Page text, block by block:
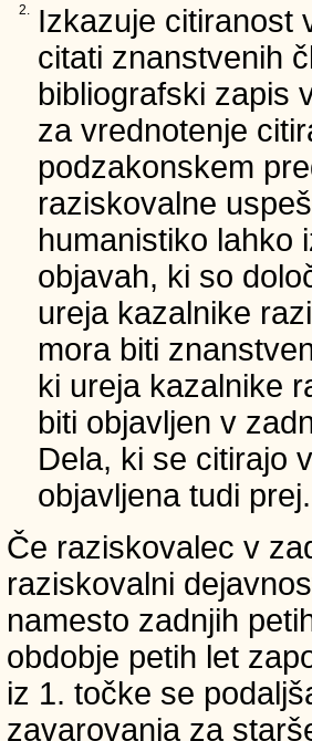
2.
Izkazuje citiranost
citati znanstvenih
bibliografski zapis
za vrednotenje
podzakonskem
raziskovalne
humanistiko lahko
objavah, ki so
ureja kazalnike
mora biti
ki ureja kazalnike
biti objavljen v
Dela, ki se citirajo
objavljena tudi prej.
Če raziskovalec v
raziskovalni
namesto zadnjih
obdobje petih let
iz 1. točke se
zavarovanja za